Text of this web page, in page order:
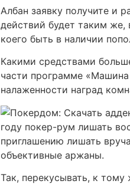
Албан заявку получите и
действий будет таким же,
коего быть в наличии
Какими средствами
части программе
налаженности наград
году покер-рум лишать
приглашению лишать
объективные аржаны.
Так, перекусывать, к